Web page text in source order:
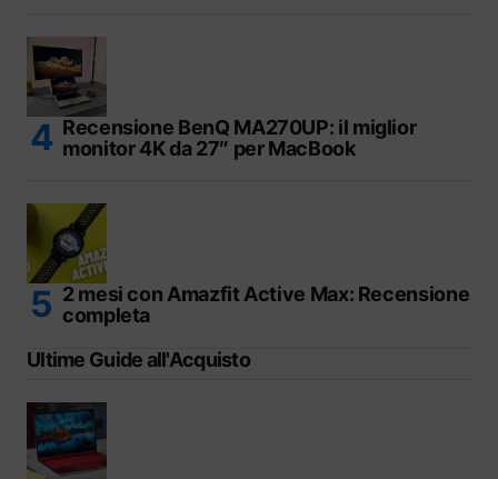
Recensione BenQ MA270UP: il miglior
monitor 4K da 27″ per MacBook
2 mesi con Amazfit Active Max: Recensione
completa
Ultime Guide all'Acquisto